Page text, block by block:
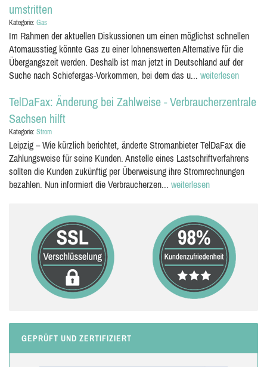
umstritten
Kategorie: Gas
Im Rahmen der aktuellen Diskussionen um einen möglichst schnellen
Atomausstieg könnte Gas zu einer lohnenswerten Alternative für die
Übergangszeit werden. Deshalb ist man jetzt in Deutschland auf der
Suche nach Schiefergas-Vorkommen, bei dem das u... weiterlesen
TelDaFax: Änderung bei Zahlweise - Verbraucherzentrale
Sachsen hilft
Kategorie: Strom
Leipzig – Wie kürzlich berichtet, änderte Stromanbieter TelDaFax die
Zahlungsweise für seine Kunden. Anstelle eines Lastschriftverfahrens
sollten die Kunden zukünftig per Überweisung ihre Stromrechnungen
bezahlen. Nun informiert die Verbraucherzen... weiterlesen
GEPRÜFT UND ZERTIFIZIERT